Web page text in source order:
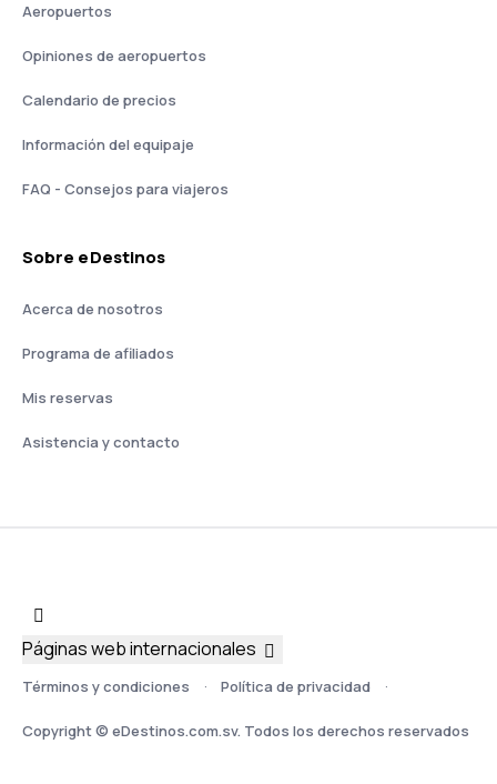
Aeropuertos
Opiniones de aeropuertos
Calendario de precios
Información del equipaje
FAQ - Consejos para viajeros
Sobre eDestinos
Acerca de nosotros
Programa de afiliados
Mis reservas
Asistencia y contacto
Términos y condiciones Política de privacidad
Copyright © eDestinos.com.sv. Todos los derechos reservados
Páginas web internacionales